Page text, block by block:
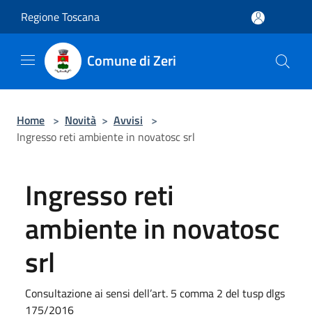
Regione Toscana
Comune di Zeri
Home > Novità > Avvisi >
Ingresso reti ambiente in novatosc srl
Ingresso reti
ambiente in novatosc
srl
Consultazione ai sensi dell’art. 5 comma 2 del tusp dlgs
175/2016